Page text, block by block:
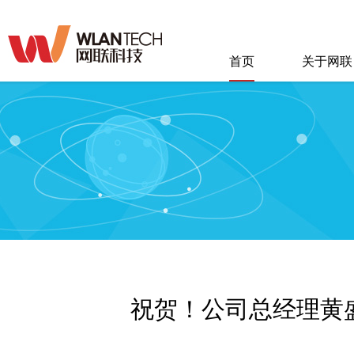
首页 关于网联
祝贺！公司总经理黄